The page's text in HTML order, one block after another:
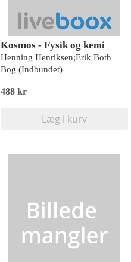
Kosmos - Fysik og kemi
Henning Henriksen;Erik Both
Bog (Indbundet)
488 kr
Læg i kurv